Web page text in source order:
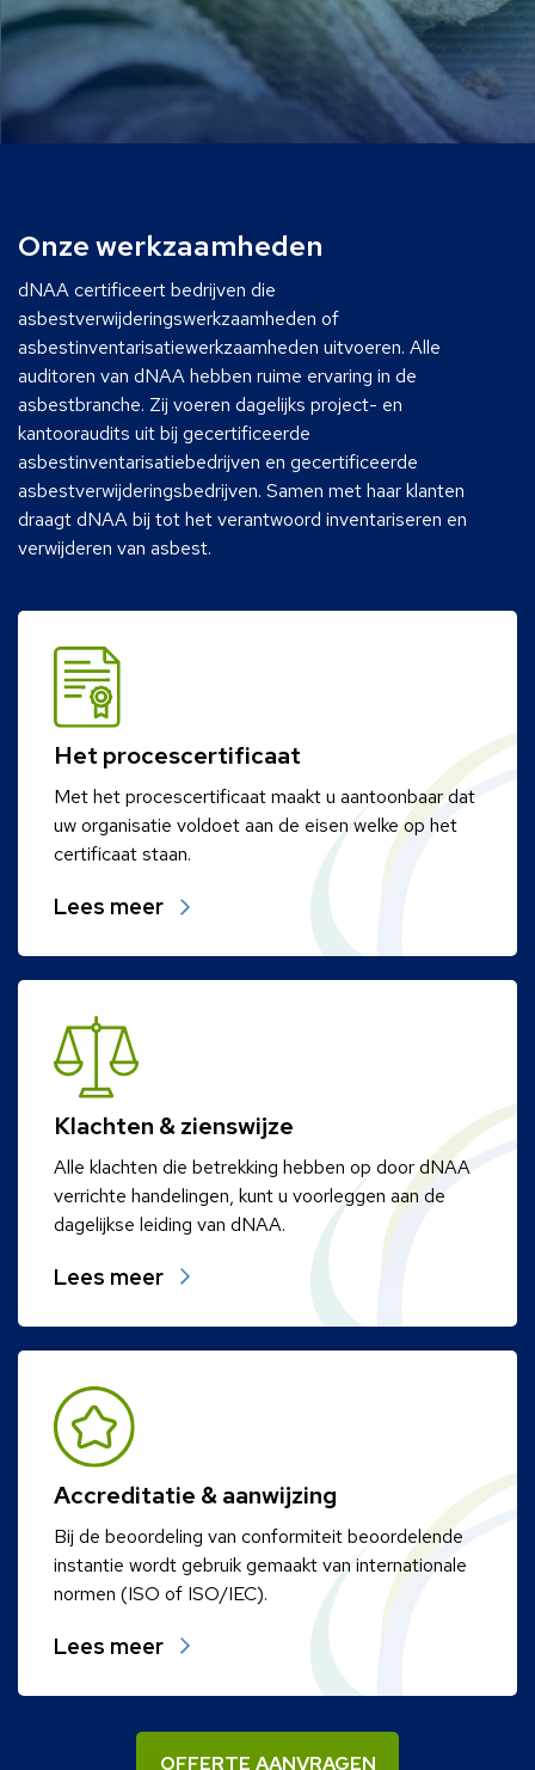
Onze werkzaamheden
dNAA certificeert bedrijven die
asbestverwijderingswerkzaamheden of
asbestinventarisatiewerkzaamheden uitvoeren. Alle
auditoren van dNAA hebben ruime ervaring in de
asbestbranche. Zij voeren dagelijks project- en
kantooraudits uit bij gecertificeerde
asbestinventarisatiebedrijven en gecertificeerde
asbestverwijderingsbedrijven. Samen met haar klanten
draagt dNAA bij tot het verantwoord inventariseren en
verwijderen van asbest.
Het procescertificaat
Met het procescertificaat maakt u aantoonbaar dat
uw organisatie voldoet aan de eisen welke op het
certificaat staan.
Lees meer
Klachten & zienswijze
Alle klachten die betrekking hebben op door dNAA
verrichte handelingen, kunt u voorleggen aan de
dagelijkse leiding van dNAA.
Lees meer
Accreditatie & aanwijzing
Bij de beoordeling van conformiteit beoordelende
instantie wordt gebruik gemaakt van internationale
normen (ISO of ISO/IEC).
Lees meer
OFFERTE AANVRAGEN